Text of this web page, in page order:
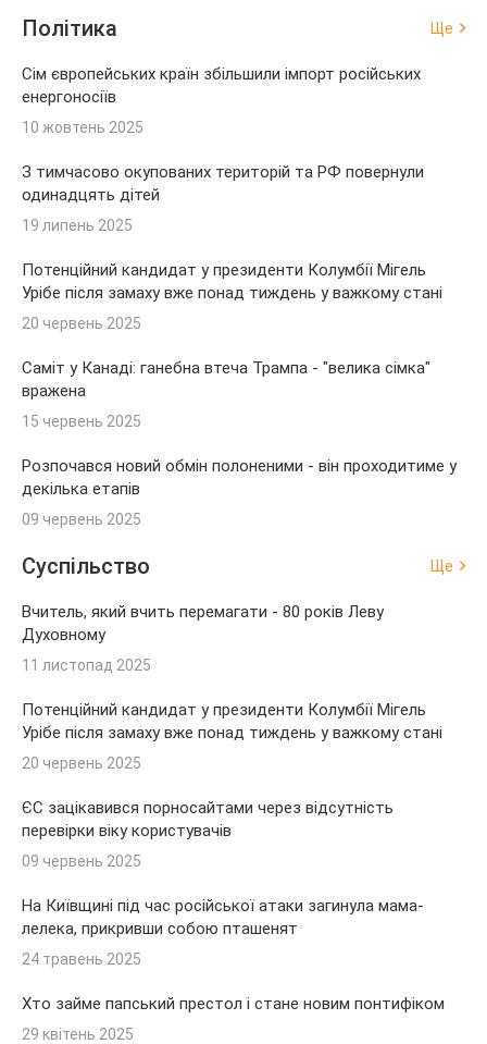
Політика Ще
Сім європейських країн збільшили імпорт російських
енергоносіїв
10 жовтень 2025
З тимчасово окупованих територій та РФ повернули
одинадцять дітей
19 липень 2025
Потенційний кандидат у президенти Колумбії Мігель
Урібе після замаху вже понад тиждень у важкому стані
20 червень 2025
Саміт у Канаді: ганебна втеча Трампа - "велика сімка"
вражена
15 червень 2025
Розпочався новий обмін полоненими - він проходитиме у
декілька етапів
09 червень 2025
Суспільство Ще
Вчитель, який вчить перемагати - 80 років Леву
Духовному
11 листопад 2025
Потенційний кандидат у президенти Колумбії Мігель
Урібе після замаху вже понад тиждень у важкому стані
20 червень 2025
ЄС зацікавився порносайтами через відсутність
перевірки віку користувачів
09 червень 2025
На Київщині під час російської атаки загинула мама-
лелека, прикривши собою пташенят
24 травень 2025
Хто займе папський престол і стане новим понтифіком
29 квітень 2025